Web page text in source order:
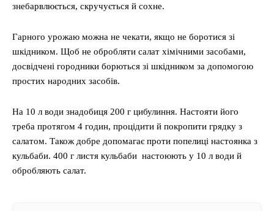
знебарвлюється, скручується й сохне.
Гарного урожаю можна не чекати, якщо не боротися зі
шкідником. Щоб не обробляти салат хімічними засобами,
досвідчені городники борються зі шкідником за допомогою
простих народних засобів.
На 10 л води знадобиця 200 г цибулиння. Настояти його
треба протягом 4 годин, процідити й покропити грядку з
салатом. Також добре допомагає проти попелиці настоянка з
кульбаби. 400 г листя кульбаби настоюють у 10 л води й
обробляють салат.